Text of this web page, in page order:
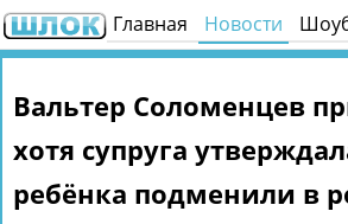
Главная Новости
Вальтер Соломенцев
хотя супруга
ребёнка подменили в